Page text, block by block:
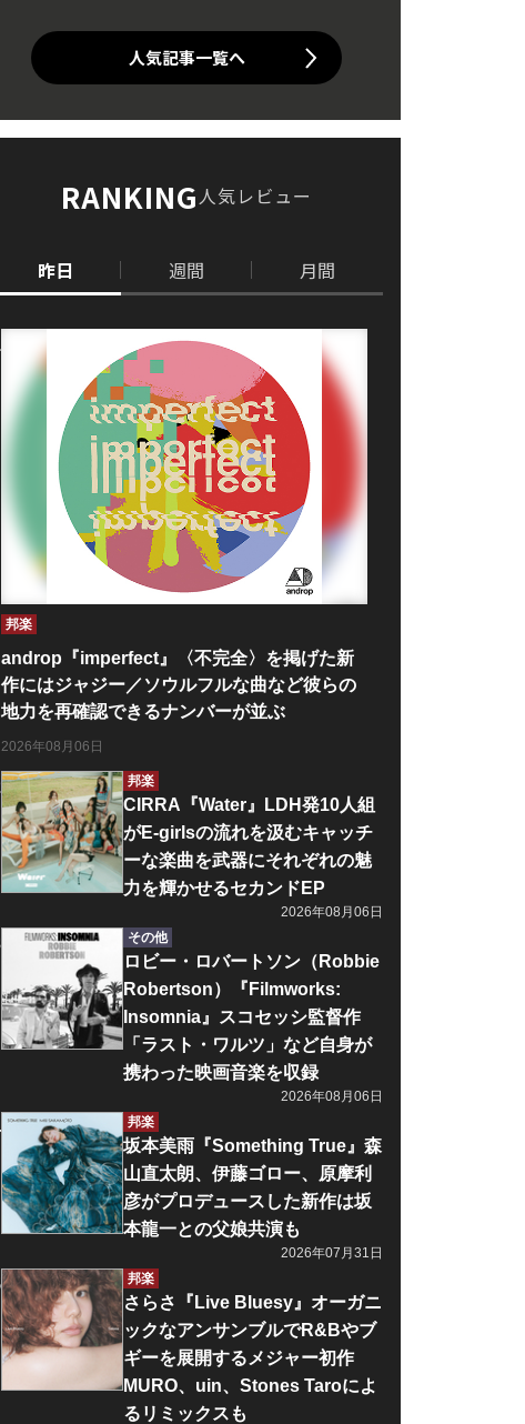
人気記事一覧へ
RANKING人気レビュー
昨日 週間 月間
邦楽
androp『imperfect』〈不完全〉を掲げた新
作にはジャジー／ソウルフルな曲など彼らの
地力を再確認できるナンバーが並ぶ
2026年08月06日
邦楽
CIRRA『Water』LDH発10人組
がE-girlsの流れを汲むキャッチ
ーな楽曲を武器にそれぞれの魅
力を輝かせるセカンドEP
2026年08月06日
その他
ロビー・ロバートソン（Robbie
Robertson）『Filmworks:
Insomnia』スコセッシ監督作
「ラスト・ワルツ」など自身が
携わった映画音楽を収録
2026年08月06日
邦楽
坂本美雨『Something True』森
山直太朗、伊藤ゴロー、原摩利
彦がプロデュースした新作は坂
本龍一との父娘共演も
2026年07月31日
邦楽
さらさ『Live Bluesy』オーガニ
ックなアンサンブルでR&Bやブ
ギーを展開するメジャー初作
MURO、uin、Stones Taroによ
るリミックスも